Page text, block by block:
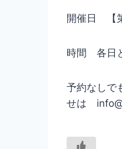
開催日 【
時間 各日
予約なしで
せは